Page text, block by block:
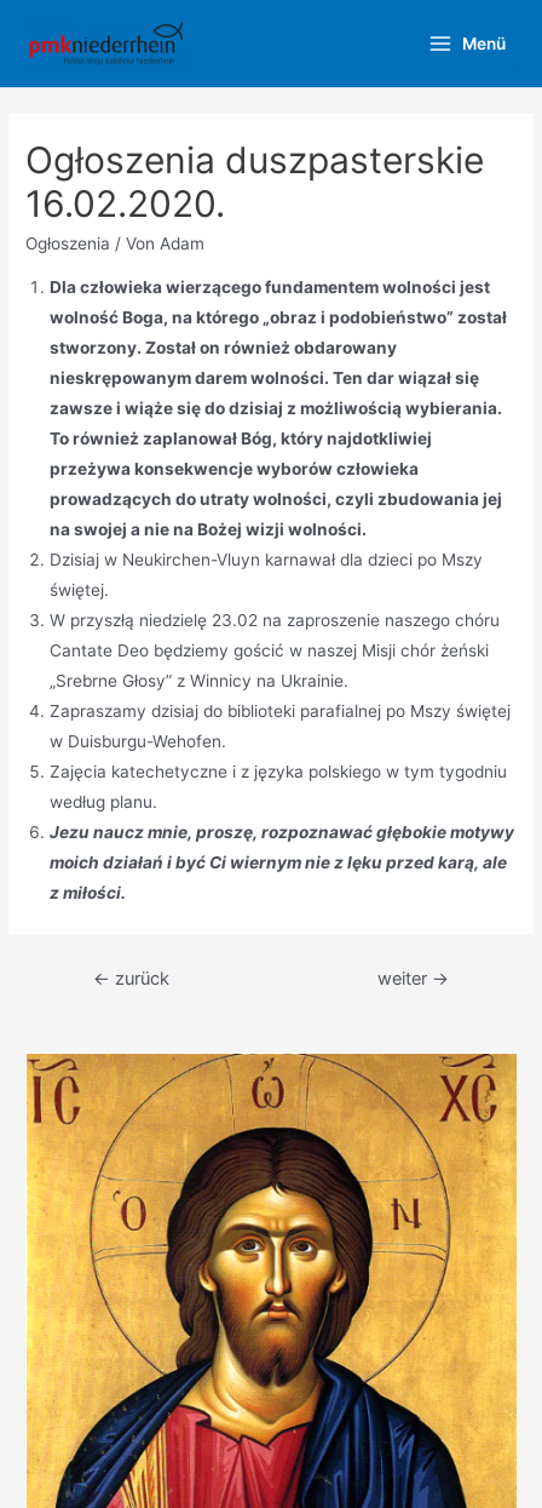
Inhalt
Menü
Ogłoszenia duszpasterskie
16.02.2020.
Ogłoszenia / VonAdam
Dla człowieka wierzącego fundamentem wolności jest
wolność Boga, na którego „obraz i podobieństwo” został
stworzony. Został on również obdarowany
nieskrępowanym darem wolności. Ten dar wiązał się
zawsze i wiąże się do dzisiaj z możliwością wybierania.
To również zaplanował Bóg, który najdotkliwiej
przeżywa konsekwencje wyborów człowieka
prowadzących do utraty wolności, czyli zbudowania jej
na swojej a nie na Bożej wizji wolności.
Dzisiaj w Neukirchen-Vluyn karnawał dla dzieci po Mszy
świętej.
W przyszłą niedzielę 23.02 na zaproszenie naszego chóru
Cantate Deo będziemy gościć w naszej Misji chór żeński
„Srebrne Głosy” z Winnicy na Ukrainie.
Zapraszamy dzisiaj do biblioteki parafialnej po Mszy świętej
w Duisburgu-Wehofen.
Zajęcia katechetyczne i z języka polskiego w tym tygodniu
według planu.
Jezu naucz mnie, proszę, rozpoznawać głębokie motywy
moich działań i być Ci wiernym nie z lęku przed karą, ale
z miłości.
Beitragsnavigation
← zurück weiter →